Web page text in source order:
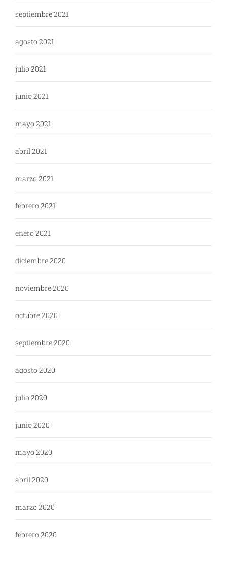
septiembre 2021
agosto 2021
julio 2021
junio 2021
mayo 2021
abril 2021
marzo 2021
febrero 2021
enero 2021
diciembre 2020
noviembre 2020
octubre 2020
septiembre 2020
agosto 2020
julio 2020
junio 2020
mayo 2020
abril 2020
marzo 2020
febrero 2020